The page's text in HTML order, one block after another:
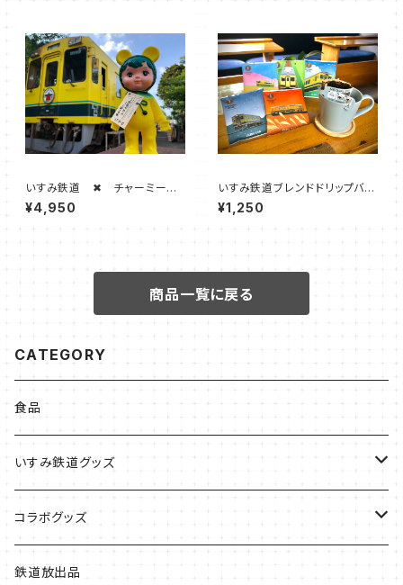
いすみ鉄道 ✖ チャーミーち
ゃん （いすみ鉄道オリジナルカ
ラー）
¥4,950
いすみ鉄道ブレンドドリップバッ
グ【いすみ車両】（５袋セット）
¥1,250
商品一覧に戻る
CATEGORY
食品
いすみ鉄道グッズ
いすみ鉄道グッズ
キハグッズ
コラボグッズ
始発ちゃんグッズ
鉄道放出品